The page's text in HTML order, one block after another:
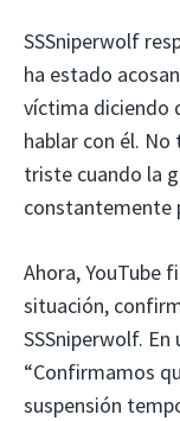
SSSniperwolf
ha estado
víctima diciendo
hablar con él.
triste cuando la
constantemente
Ahora, YouTube
situación,
SSSniperwolf.
“Confirmamos
suspensión